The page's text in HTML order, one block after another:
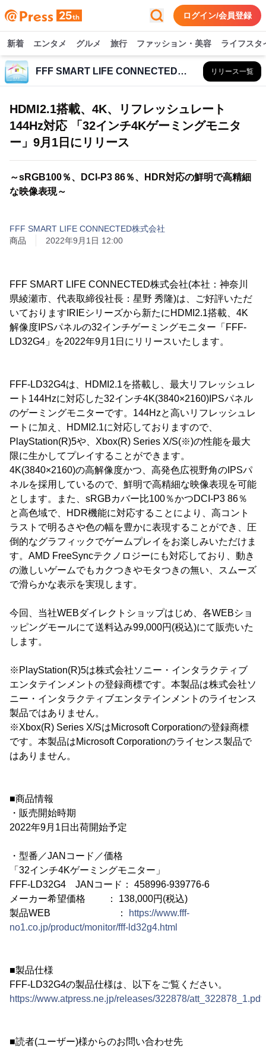
ログイン/会員登録
新着 エンタメ グルメ 旅行 ファッション・美容 ライフスタ
FFF SMART LIFE CONNECTED株式会社 リリース一覧
HDMI2.1搭載、4K、リフレッシュレート
144Hz対応 「32インチ4Kゲーミングモニタ
ー」9月1日にリリース
～sRGB100％、DCI-P3 86％、HDR対応の鮮明で高精細
な映像表現～
FFF SMART LIFE CONNECTED株式会社
商品
2022年9月1日 12:00
FFF SMART LIFE CONNECTED株式会社(本社：神奈川
県綾瀬市、代表取締役社長：星野 秀隆)は、ご好評いただ
いておりますIRIEシリーズから新たにHDMI2.1搭載、4K
解像度IPSパネルの32インチゲーミングモニター「FFF-
LD32G4」を2022年9月1日にリリースいたします。
FFF-LD32G4は、HDMI2.1を搭載し、最大リフレッシュレ
ート144Hzに対応した32インチ4K(3840×2160)IPSパネル
のゲーミングモニターです。144Hzと高いリフレッシュレ
ートに加え、HDMI2.1に対応しておりますので、
PlayStation(R)5や、Xbox(R) Series X/S(※)の性能を最大
限に生かしてプレイすることができます。
4K(3840×2160)の高解像度かつ、高発色広視野角のIPSパ
ネルを採用しているので、鮮明で高精細な映像表現を可能
とします。また、sRGBカバー比100％かつDCI-P3 86％
と高色域で、HDR機能に対応することにより、高コント
ラストで明るさや色の幅を豊かに表現することができ、圧
倒的なグラフィックでゲームプレイをお楽しみいただけま
す。AMD FreeSyncテクノロジーにも対応しており、動き
の激しいゲームでもカクつきやモタつきの無い、スムーズ
で滑らかな表示を実現します。
今回、当社WEBダイレクトショップはじめ、各WEBショ
ッピングモールにて送料込み99,000円(税込)にて販売いた
します。
※PlayStation(R)5は株式会社ソニー・インタラクティブ
エンタテインメントの登録商標です。本製品は株式会社ソ
ニー・インタラクティブエンタテインメントのライセンス
製品ではありません。
※Xbox(R) Series X/SはMicrosoft Corporationの登録商標
です。本製品はMicrosoft Corporationのライセンス製品で
はありません。
■商品情報
・販売開始時期
2022年9月1日出荷開始予定
・型番／JANコード／価格
「32インチ4Kゲーミングモニター」
FFF-LD32G4 JANコード： 458996-939776-6
メーカー希望価格 ： 138,000円(税込)
製品WEB ：
https://www.fff-
no1.co.jp/product/monitor/fff-ld32g4.html
■製品仕様
FFF-LD32G4の製品仕様は、以下をご覧ください。
https://www.atpress.ne.jp/releases/322878/att_322878_1.pdf
■読者(ユーザー)様からのお問い合わせ先